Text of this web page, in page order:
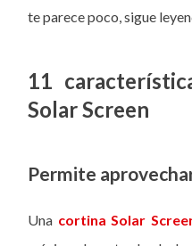
te parece poco, sigue
11
Solar Screen
Permite
Una cortina Solar